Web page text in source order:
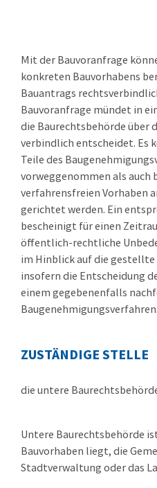
Mit der Bauvoranfrage
konkreten Bauvorhabens
Bauantrags
Bauvoranfrage mündet in
die Baurechtsbehörde über
verbindlich entscheidet. Es
Teile des
vorweggenommen als auch
verfahrensfreien Vorhaben
gerichtet werden. Ein
bescheinigt für einen
öffentlich-rechtliche
im Hinblick auf die
insofern die Entscheidung
einem gegebenenfalls
Baugenehmigungsverfahren.
ZUSTÄNDIGE STELLE
die untere
Untere Baurechtsbehörde
Bauvorhaben liegt, die
Stadtverwaltung oder das